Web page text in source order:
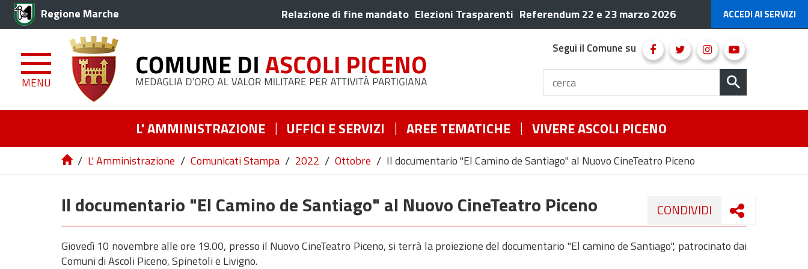
Regione Marche Relazione di fine mandato Elezioni Trasparenti Referendum 22 e 23 marzo 2026 ACCEDI AI SERVIZI
MENU
Segui il Comune su
L' AMMINISTRAZIONE UFFICI E SERVIZI AREE TEMATICHE VIVERE ASCOLI PICENO
/ L' Amministrazione / Comunicati Stampa / 2022 / Ottobre / Il documentario "El Camino de Santiago" al Nuovo CineTeatro Piceno
CONDIVIDI
Il documentario "El Camino de Santiago" al Nuovo CineTeatro Piceno
Giovedì 10 novembre alle ore 19.00, presso il Nuovo CineTeatro Piceno, si terrà la proiezione del documentario "El camino de Santiago", patrocinato dai
Comuni di Ascoli Piceno, Spinetoli e Livigno.